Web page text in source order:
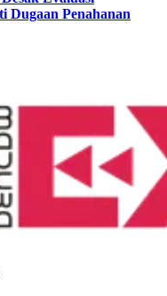
Dugaan Penahanan